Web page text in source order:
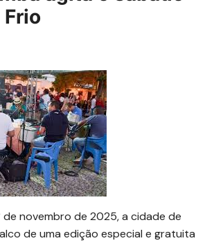
Frio
de novembro de 2025, a cidade de
de uma edição especial e gratuita